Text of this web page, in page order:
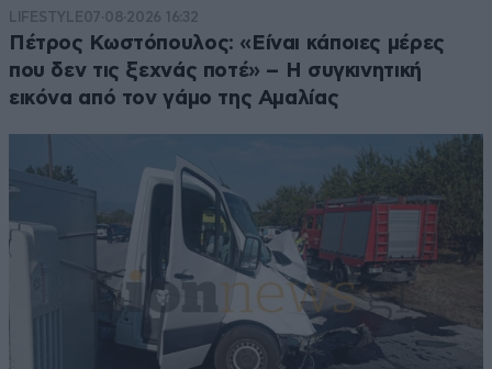
LIFESTYLE07·08·2026 16:32
Πέτρος Κωστόπουλος: «Είναι κάποιες μέρες
που δεν τις ξεχνάς ποτέ» – Η συγκινητική
εικόνα από τον γάμο της Αμαλίας